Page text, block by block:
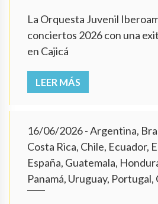
La Orquesta Juvenil
conciertos 2026 con una
en Cajicá
LEER MÁS
16/06/2026- Argentina,
Costa Rica, Chile, Ecuador,
España, Guatemala,
Panamá, Uruguay, Portugal,